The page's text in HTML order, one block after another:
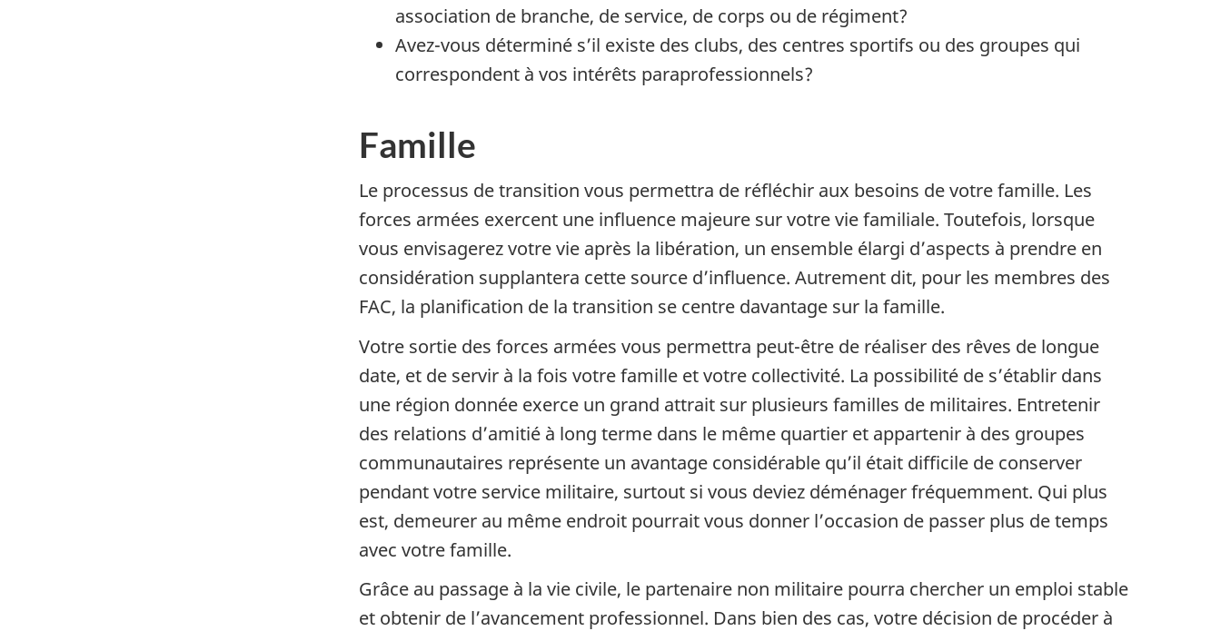
association de branche, de service, de corps ou de régiment?
Avez-vous déterminé s’il existe des clubs, des centres sportifs ou des groupes qui
correspondent à vos intérêts paraprofessionnels?
Famille
Le processus de transition vous permettra de réfléchir aux besoins de votre famille. Les
forces armées exercent une influence majeure sur votre vie familiale. Toutefois, lorsque
vous envisagerez votre vie après la libération, un ensemble élargi d’aspects à prendre en
considération supplantera cette source d’influence. Autrement dit, pour les membres des
FAC, la planification de la transition se centre davantage sur la famille.
Votre sortie des forces armées vous permettra peut-être de réaliser des rêves de longue
date, et de servir à la fois votre famille et votre collectivité. La possibilité de s’établir dans
une région donnée exerce un grand attrait sur plusieurs familles de militaires. Entretenir
des relations d’amitié à long terme dans le même quartier et appartenir à des groupes
communautaires représente un avantage considérable qu’il était difficile de conserver
pendant votre service militaire, surtout si vous deviez déménager fréquemment. Qui plus
est, demeurer au même endroit pourrait vous donner l’occasion de passer plus de temps
avec votre famille.
Grâce au passage à la vie civile, le partenaire non militaire pourra chercher un emploi stable
et obtenir de l’avancement professionnel. Dans bien des cas, votre décision de procéder à